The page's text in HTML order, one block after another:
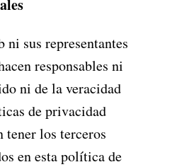
ni sus representantes
responsables ni
ni de la veracidad
de privacidad
tener los terceros
en esta política de